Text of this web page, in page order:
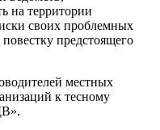
на территории
своих проблемных
предстоящего
местных
к тесному